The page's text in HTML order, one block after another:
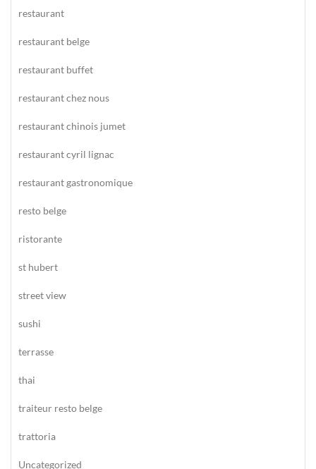
restaurant
restaurant belge
restaurant buffet
restaurant chez nous
restaurant chinois jumet
restaurant cyril lignac
restaurant gastronomique
resto belge
ristorante
st hubert
street view
sushi
terrasse
thai
traiteur resto belge
trattoria
Uncategorized